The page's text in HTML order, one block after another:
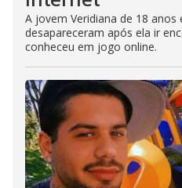
A jovem Veridiana de 18
desapareceram após ela ir
conheceu em jogo online.